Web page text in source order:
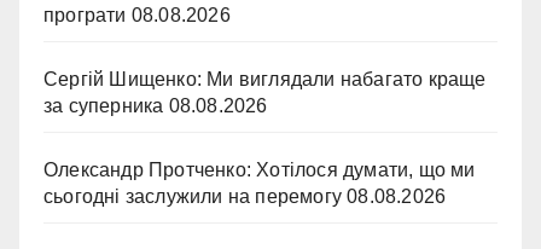
програти 08.08.2026
Сергій Шищенко: Ми виглядали набагато краще
за суперника 08.08.2026
Олександр Протченко: Хотілося думати, що ми
сьогодні заслужили на перемогу 08.08.2026